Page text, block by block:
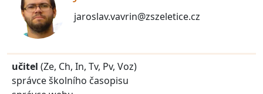
jaroslav.vavrin@zszeletice.cz
učitel (Ze, Ch, In, Tv, Pv, Voz)
správce školního časopisu